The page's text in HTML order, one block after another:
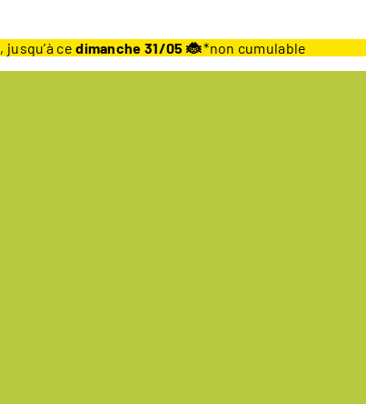
, jusqu’à cedimanche 31/05 🐞*non cumulable